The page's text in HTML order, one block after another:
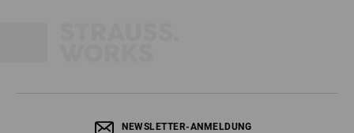
NEWSLETTER-ANMELDUNG